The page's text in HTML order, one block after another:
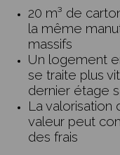
20 m³ de
la même
massifs
Un logement
se traite plus
dernier étage
La
valeur peut
des frais